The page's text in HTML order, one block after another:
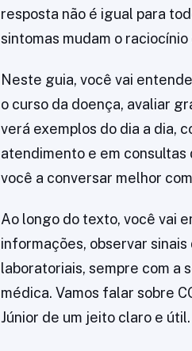
resposta não é igual para
sintomas mudam o raciocínio
Neste guia, você vai
o curso da doença, avaliar
verá exemplos do dia a dia,
atendimento e em consultas
você a conversar melhor
Ao longo do texto, você vai
informações, observar
laboratoriais, sempre com a
médica. Vamos falar sobre
Júnior de um jeito claro e útil.